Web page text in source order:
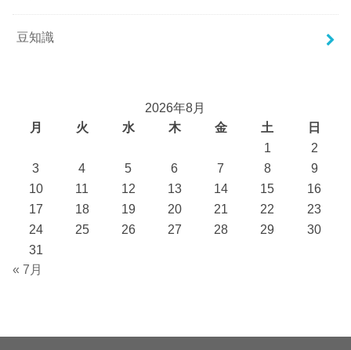
豆知識
2026年8月
月
火 水 木 金 土
日
1
2
3
4 5 6 7 8
9
10
11 12 13 14 15
16
17
18 19 20 21 22
23
24
25 26 27 28 29
30
31
« 7月